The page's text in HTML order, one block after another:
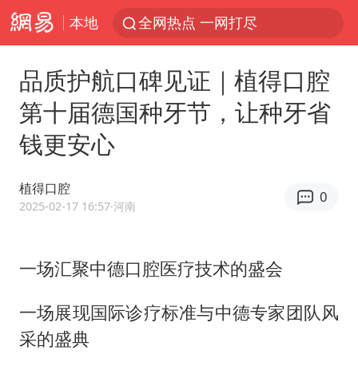
本地 全网热点 一网打尽
品质护航口碑见证｜植得口腔
第十届德国种牙节，让种牙省
钱更安心
植得口腔
2025-02-17 16:57·河南
0
一场汇聚中德口腔医疗技术的盛会
一场展现国际诊疗标准与中德专家团队风
采的盛典